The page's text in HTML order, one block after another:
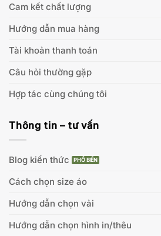
Cam kết chất lượng
Hướng dẫn mua hàng
Tài khoản thanh toán
Câu hỏi thường gặp
Hợp tác cùng chúng tôi
Thông tin – tư vấn
Blog kiến thức
Cách chọn size áo
Hướng dẫn chọn vải
Hướng dẫn chọn hình in/thêu